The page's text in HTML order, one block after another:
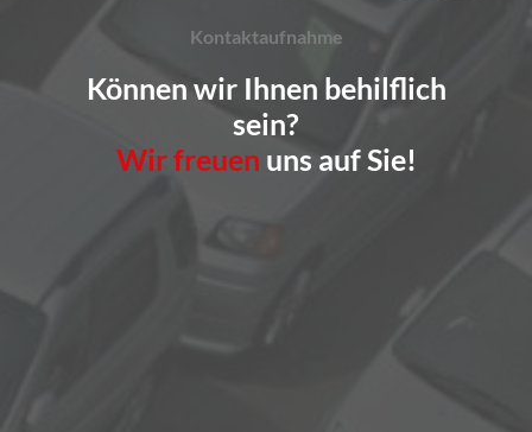
Kontaktaufnahme
Können wir Ihnen behilflich
sein?
Wir freuen uns auf Sie!